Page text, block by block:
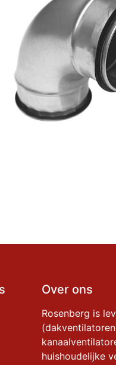
Over ons
Rosenberg is
huishoudelijke